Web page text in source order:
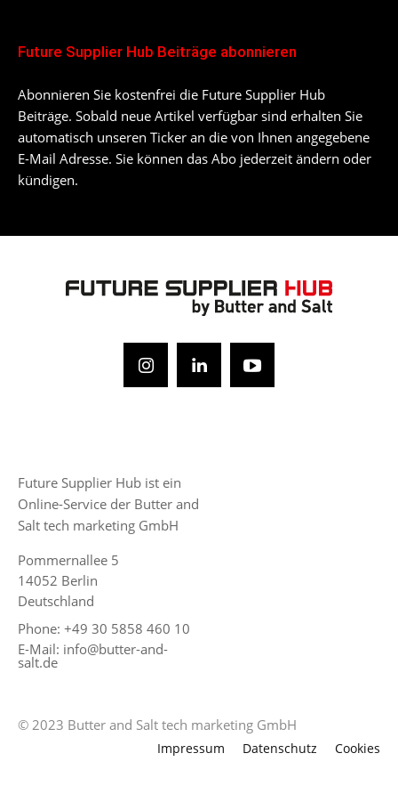
Future Supplier Hub Beiträge abonnieren
Abonnieren Sie kostenfrei die Future Supplier Hub
Beiträge. Sobald neue Artikel verfügbar sind erhalten Sie
automatisch unseren Ticker an die von Ihnen angegebene
E-Mail Adresse. Sie können das Abo jederzeit ändern oder
kündigen.
Future Supplier Hub ist ein
Online-Service der Butter and
Salt tech marketing GmbH
Pommernallee 5
14052 Berlin
Deutschland
Phone: +49 30 5858 460 10
E-Mail: info@butter-and-
salt.de
© 2023 Butter and Salt tech marketing GmbH
Impressum Datenschutz Cookies